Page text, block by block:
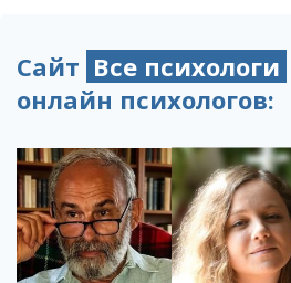
Сайт Все психологи
онлайн психологов: